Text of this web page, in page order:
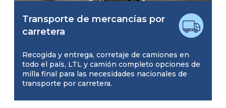
Transporte de mercancías por
carretera
Recogida y entrega, corretaje de camiones en
todo el país, LTL y camión completo opciones de
milla final para las necesidades nacionales de
transporte por carretera.